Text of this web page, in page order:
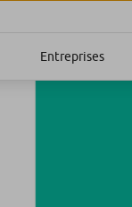
Entreprises